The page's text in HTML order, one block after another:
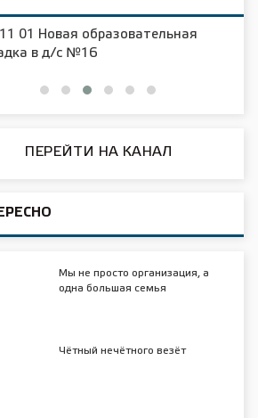
01 Новая образовательная
в д/с №16
ПЕРЕЙТИ НА КАНАЛ
Мы не просто организация, а
одна большая семья
Чётный нечётного везёт